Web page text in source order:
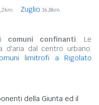
Zuglio 16,8km
i comuni confinanti. Le
d'aria dal centro urbano.
limitrofi a Rigolato
della Giunta ed il